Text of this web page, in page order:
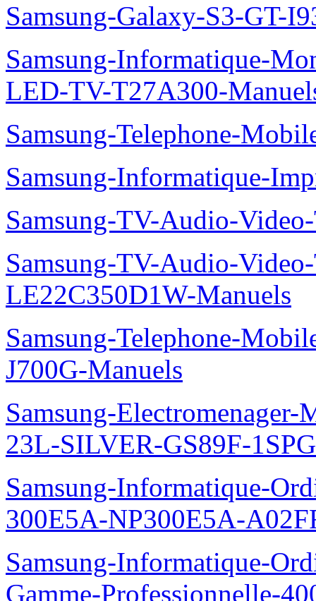
Samsung-Galaxy-S3-GT-
Samsung-Informatique-
LED-TV-T27A300-
Samsung-Telephone-
Samsung-Informatique-
Samsung-TV-Audio-
Samsung-TV-Audio-
LE22C350D1W-Manuels
Samsung-Telephone-
J700G-Manuels
Samsung-
23L-SILVER-GS89F-
Samsung-Informatique-
300E5A-NP300E5A-
Samsung-Informatique-
Gamme-Professionnelle-